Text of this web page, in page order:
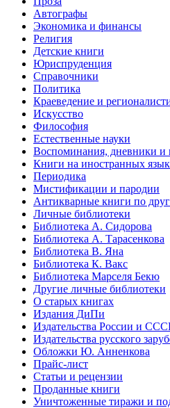
Автографы
Экономика и финансы
Религия
Детские книги
Юриспруденция
Справочники
Политика
Краеведение и
Искусство
Философия
Естественные науки
Воспоминания, дневники и
Книги на иностранных
Периодика
Мистификации и пародии
Антикварные книги по
Личные библиотеки
Библиотека А. Сидорова
Библиотека А. Тарасенкова
Библиотека В. Яна
Библиотека К. Вакс
Библиотека Марселя Бекю
Другие личные библиотеки
О старых книгах
Издания ДиПи
Издательства России и
Издательства русского
Обложки Ю. Анненкова
Прайс-лист
Статьи и рецензии
Проданные книги
Уничтоженные тиражи и